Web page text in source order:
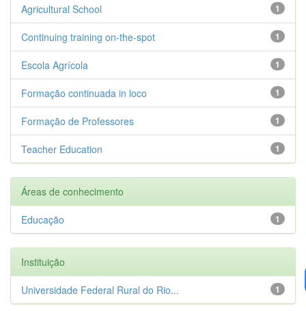
1
Agricultural School
1
Continuing training on-the-spot
1
Escola Agrícola
1
Formação continuada in loco
1
Formação de Professores
1
Teacher Education
Áreas de conhecimento
1
Educação
Instituição
1
Universidade Federal Rural do Rio...